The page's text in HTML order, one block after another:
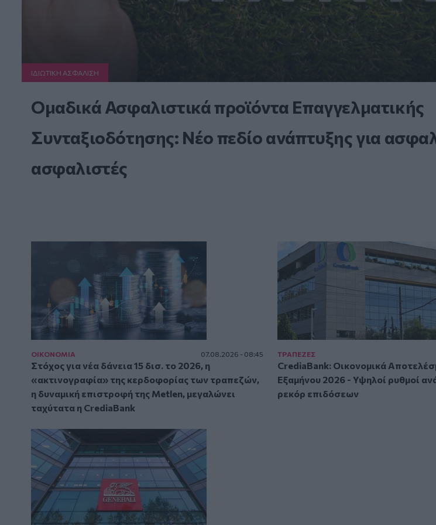
ΙΔΙΩΤΙΚΗ ΑΣΦAΛΙΣΗ
Ομαδικά Ασφαλιστικά προϊόντα Επαγγελματικής
Συνταξιοδότησης: Νέο πεδίο ανάπτυξης για
ασφαλιστές
ΟΙΚΟΝΟΜΙΑ 07.08.2026 - 08:45
Στόχος για νέα δάνεια 15 δισ. το 2026, η
«ακτινογραφία» της κερδοφορίας των τραπεζών,
η δυναμική επιστροφή της Metlen, μεγαλώνει
ταχύτατα η CrediaBank
ΤΡAΠΕΖΕΣ
CrediaBank: Οικονομικά
Εξαμήνου 2026 - Υψηλοί ρυθμοί
ρεκόρ επιδόσεων